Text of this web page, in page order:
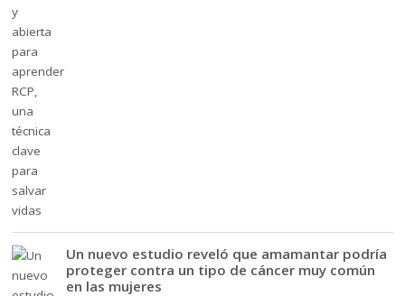
Un nuevo estudio reveló que amamantar podría
proteger contra un tipo de cáncer muy común
en las mujeres